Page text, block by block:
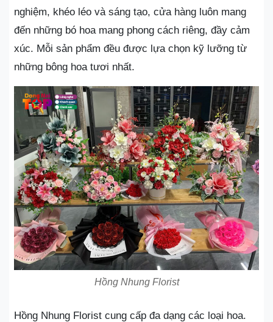
nghiệm, khéo léo và sáng tạo, cửa hàng luôn mang
đến những bó hoa mang phong cách riêng, đầy cảm
xúc. Mỗi sản phẩm đều được lựa chọn kỹ lưỡng từ
những bông hoa tươi nhất.
Hồng Nhung Florist
Hồng Nhung Florist cung cấp đa dạng các loại hoa.